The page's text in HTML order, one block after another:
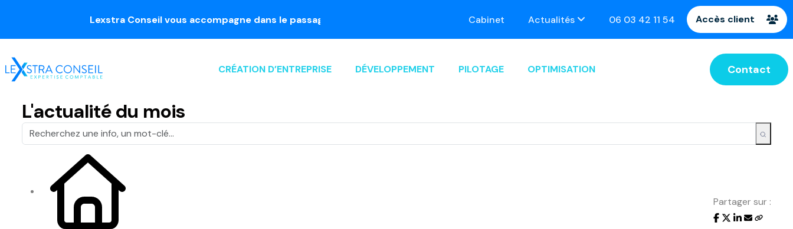
Lexstra Conseil vous accompagne dans le passage à la facture électronique. Prenez rendez-vous !
Cabinet Actualités 06 03 42 11 54 Accès client
CRÉATION D’ENTREPRISE DÉVELOPPEMENT PILOTAGE OPTIMISATION Contact
L'actualité du mois
Partager sur :